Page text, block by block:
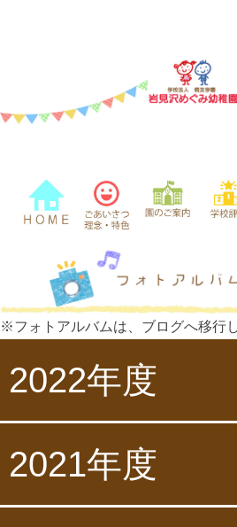
※フォトアルバムは、ブログへ移行
2022年度
2021年度